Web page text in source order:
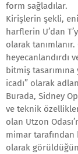
form sağladılar.
Kirişlerin şekli,
harflerin U’dan
olarak
heyecanlandırdı
bitmiş tasarımına
icadı” olarak
Burada, Sidney
ve teknik
olan Utzon
mimar
olarak